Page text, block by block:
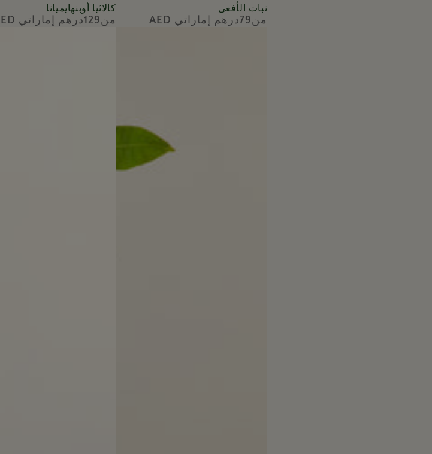
نبات
الأفعى
نبات الأفعى
السعر
من79درهم إماراتي AED
كالاثيا
أوبنهايميانا
كالاثيا أوبنهايميانا
السعر
من129درهم إماراتي AED